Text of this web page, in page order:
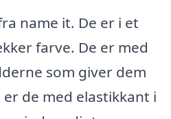
name it. De er i et
farve. De er med
som giver dem
de med elastikkant i